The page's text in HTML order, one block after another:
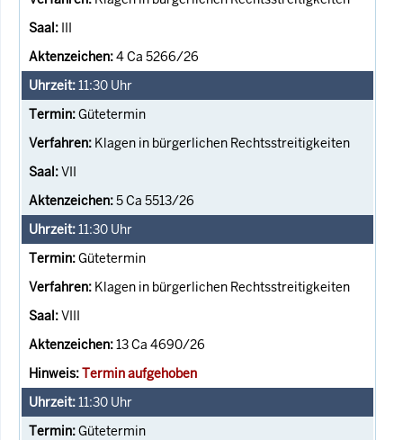
III
4 Ca 5266/26
11:30 Uhr
Gütetermin
Klagen in bürgerlichen Rechtsstreitigkeiten
VII
5 Ca 5513/26
11:30 Uhr
Gütetermin
Klagen in bürgerlichen Rechtsstreitigkeiten
VIII
13 Ca 4690/26
Termin aufgehoben
11:30 Uhr
Gütetermin